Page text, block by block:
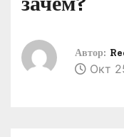
Автор:
Окт